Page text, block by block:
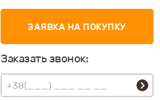
ЗАЯВКА НА ПОКУПКУ
Заказать звонок: